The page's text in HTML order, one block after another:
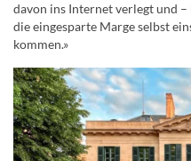
davon ins Internet verlegt und
die eingesparte Marge selbst
kommen.»